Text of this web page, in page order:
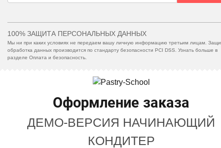
100% ЗАЩИТА ПЕРСОНАЛЬНЫХ ДАННЫХ
Мы ни при каких условиях не передаем вашу личную информацию третьим лицам.
обработка данных производится по стандарту безопасности PCI DSS. Узнать больше в
разделе Оплата и безопасность.
Оформление заказа
ДЕМО-ВЕРСИЯ НАЧИНАЮЩИЙ
КОНДИТЕР